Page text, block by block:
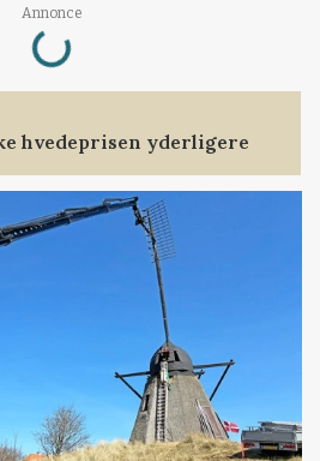
Annonce
Loading...
hvedeprisen yderligere